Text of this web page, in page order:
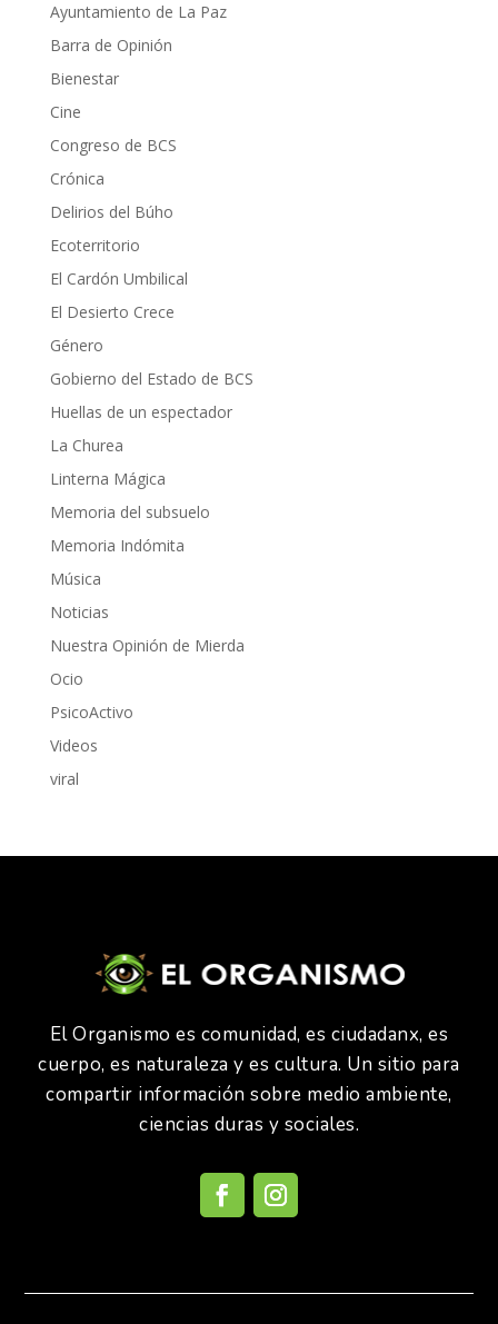
Ayuntamiento de La Paz
Barra de Opinión
Bienestar
Cine
Congreso de BCS
Crónica
Delirios del Búho
Ecoterritorio
El Cardón Umbilical
El Desierto Crece
Género
Gobierno del Estado de BCS
Huellas de un espectador
La Churea
Linterna Mágica
Memoria del subsuelo
Memoria Indómita
Música
Noticias
Nuestra Opinión de Mierda
Ocio
PsicoActivo
Videos
viral
El Organismo es comunidad, es ciudadanx, es
cuerpo, es naturaleza y es cultura. Un sitio para
compartir información sobre medio ambiente,
ciencias duras y sociales.